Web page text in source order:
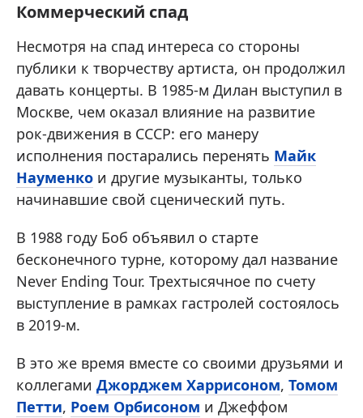
Коммерческий спад
Несмотря на спад интереса со стороны
публики к творчеству артиста, он продолжил
давать концерты. В 1985-м Дилан выступил в
Москве, чем оказал влияние на развитие
рок-движения в СССР: его манеру
исполнения постарались перенять Майк
Науменко и другие музыканты, только
начинавшие свой сценический путь.
В 1988 году Боб объявил о старте
бесконечного турне, которому дал название
Never Ending Tour. Трехтысячное по счету
выступление в рамках гастролей состоялось
в 2019-м.
В это же время вместе со своими друзьями и
коллегами Джорджем Харрисоном, Томом
Петти, Роем Орбисоном и Джеффом